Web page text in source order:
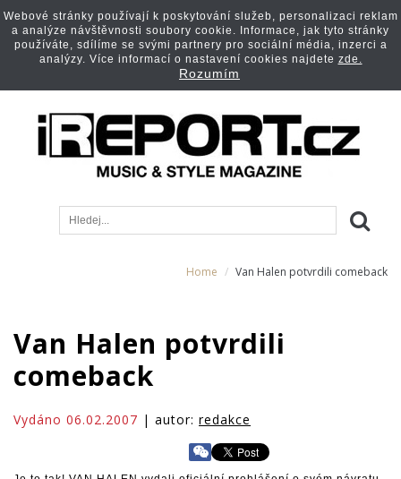
Home Van Halen potvrdili comeback
Van Halen potvrdili
comeback
Vydáno 06.02.2007 | autor: redakce
Webové stránky používají k poskytování služeb, personalizaci reklam
a analýze návštěvnosti soubory cookie. Informace, jak tyto stránky
používáte, sdílíme se svými partnery pro sociální média, inzerci a
analýzy. Více informací o nastavení cookies najdete zde.
Rozumím